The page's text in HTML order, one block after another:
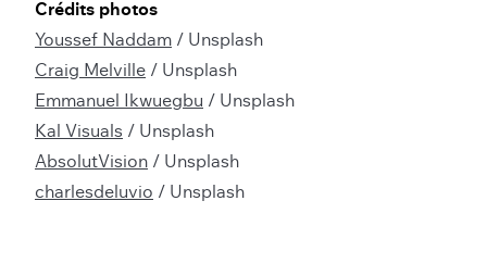
Crédits photos
Youssef Naddam / Unsplash
Craig Melville / Unsplash
Emmanuel Ikwuegbu / Unsplash
Kal Visuals / Unsplash
AbsolutVision / Unsplash
charlesdeluvio / Unsplash